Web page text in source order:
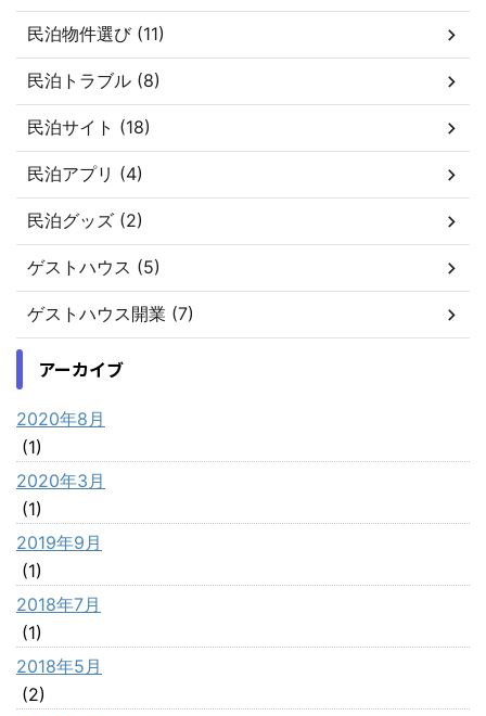
民泊物件選び (11)
民泊トラブル (8)
民泊サイト (18)
民泊アプリ (4)
民泊グッズ (2)
ゲストハウス (5)
ゲストハウス開業 (7)
アーカイブ
2020年8月
(1)
2020年3月
(1)
2019年9月
(1)
2018年7月
(1)
2018年5月
(2)